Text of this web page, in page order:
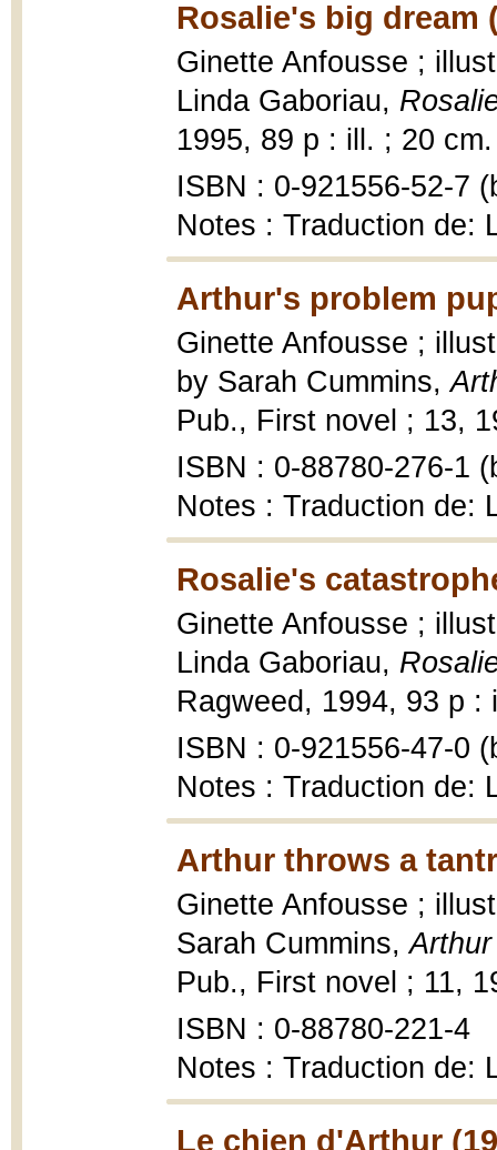
Rosalie's big dream
Ginette Anfousse ;
Linda Gaboriau,
1995, 89 p : ill. ; 20 cm.
ISBN : 0-921556-52-7
Notes : Traduction de:
Arthur's problem
Ginette Anfousse ;
by Sarah Cummins,
Pub., First novel ; 13,
ISBN : 0-88780-276-1
Notes : Traduction de:
Rosalie's
Ginette Anfousse ;
Linda Gaboriau,
Ragweed, 1994, 93 p :
ISBN : 0-921556-47-0
Notes : Traduction de:
Arthur throws a
Ginette Anfousse ;
Sarah Cummins,
Pub., First novel ; 11,
ISBN : 0-88780-221-4
Notes : Traduction de:
Le chien d'Arthur